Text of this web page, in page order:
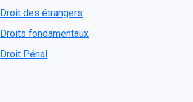
Droit des étrangers
Droits fondamentaux
Droit Pénal